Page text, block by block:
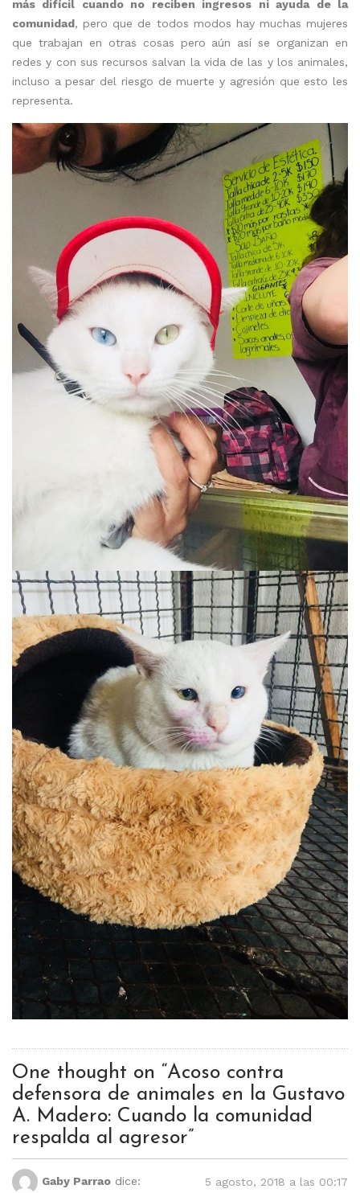
más difícil cuando no reciben ingresos ni ayuda de la
comunidad, pero que de todos modos hay muchas mujeres
que trabajan en otras cosas pero aún así se organizan en
redes y con sus recursos salvan la vida de las y los animales,
incluso a pesar del riesgo de muerte y agresión que esto les
representa.
One thought on “Acoso contra
defensora de animales en la Gustavo
A. Madero: Cuando la comunidad
respalda al agresor”
Gaby Parrao dice: 5 agosto, 2018 a las 00:17